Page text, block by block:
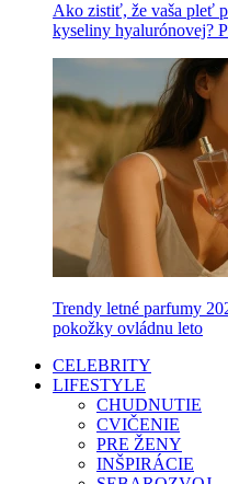
Ako zistiť, že vaša pleť
kyseliny hyalurónovej?
Trendy letné parfumy
pokožky ovládnu leto
CELEBRITY
LIFESTYLE
CHUDNUTIE
CVIČENIE
PRE ŽENY
INŠPIRÁCIE